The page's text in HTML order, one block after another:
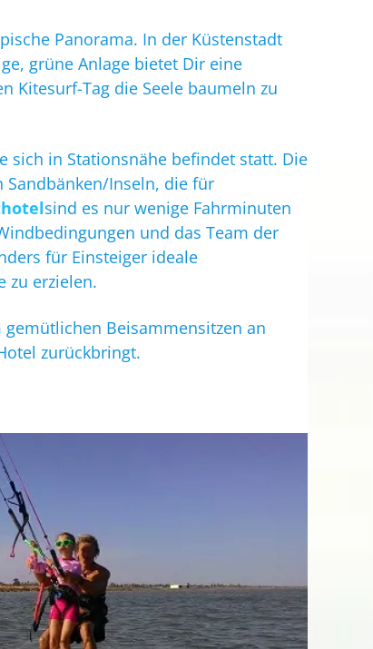
Panorama. In der Küstenstadt
grüne Anlage bietet Dir eine
Kitesurf-Tag die Seele baumeln zu
sich in Stationsnähe befindet statt. Die
Sandbänken/Inseln, die für
sind es nur wenige Fahrminuten
und das Team der
für Einsteiger ideale
zu erzielen.
Beisammensitzen an
zurückbringt.